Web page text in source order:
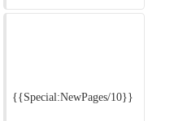
{{Special:NewPages/10}}